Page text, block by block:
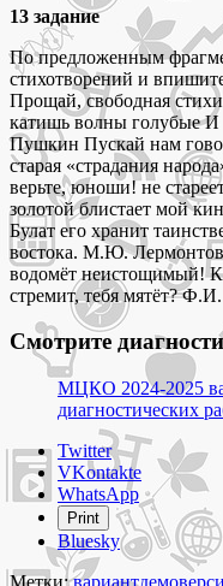
13 задание
По предложенным
стихотворений и
Прощай, свободная
катишь волны голубые
Пушкин Пускай нам
старая «страдания
верьте, юноши! не
золотой блистает мой
Булат его хранит
востока. М.Ю.
водомёт неистощимый!
стремит, тебя мятёт?
Смотрите
МЦКО 2024-2025
диагностических
Share
the
post
"Литература
класс
МЦКО
Twitter
VKontakte
WhatsApp
Print
Bluesky